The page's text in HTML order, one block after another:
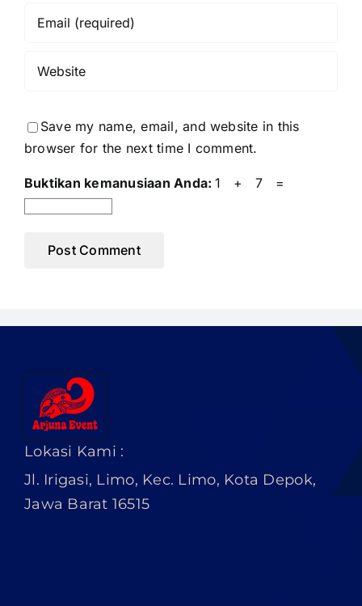
Save my name, email, and website in this
browser for the next time I comment.
Buktikan kemanusiaan Anda:1 + 7 =
Lokasi Kami :
Jl. Irigasi, Limo, Kec. Limo, Kota Depok,
Jawa Barat 16515